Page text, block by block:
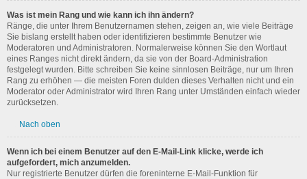
Was ist mein Rang und wie kann ich ihn ändern?
Ränge, die unter Ihrem Benutzernamen stehen, zeigen an, wie viele Beiträge
Sie bislang erstellt haben oder identifizieren bestimmte Benutzer wie
Moderatoren und Administratoren. Normalerweise können Sie den Wortlaut
eines Ranges nicht direkt ändern, da sie von der Board-Administration
festgelegt wurden. Bitte schreiben Sie keine sinnlosen Beiträge, nur um Ihren
Rang zu erhöhen — die meisten Foren dulden dieses Verhalten nicht und ein
Moderator oder Administrator wird Ihren Rang unter Umständen einfach wieder
zurücksetzen.
Nach oben
Wenn ich bei einem Benutzer auf den E-Mail-Link klicke, werde ich
aufgefordert, mich anzumelden.
Nur registrierte Benutzer dürfen die foreninterne E-Mail-Funktion für